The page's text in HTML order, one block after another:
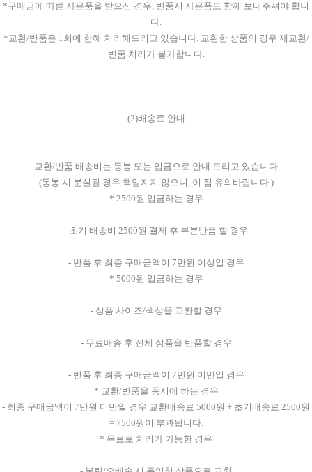
*구매금에 따른 사은품을 받으신 경우, 반품시 사은품도 함께 보내주셔야 합니
다.
*교환/반품은 1회에 한해 처리해드리고 있습니다. 교환한 상품의 경우 재교환/
반품 처리가 불가합니다.
(2)배송료 안내
교환/반품 배송비는 동봉 또는 입금으로 안내 드리고 있습니다
(동봉 시 분실될 경우 책임지지 않으니, 이 점 유의바랍니다.)
* 2500원 입금하는 경우
- 초기 배송비 2500원 결제 후 부분반품 할 경우
- 반품 후 최종 구매금액이 7만원 이상일 경우
* 5000원 입금하는 경우
- 상품 사이즈/색상을 교환할 경우
- 무료배송 후 전체 상품을 반품할 경우
- 반품 후 최종 구매금액이 7만원 미만일 경우
* 교환/반품을 동시에 하는 경우
- 최종 구매금액이 7만원 미만일 경우 교환배송료 5000원 + 초기배송료 2500원
= 7500원이 부과됩니다.
* 무료로 처리가 가능한 경우